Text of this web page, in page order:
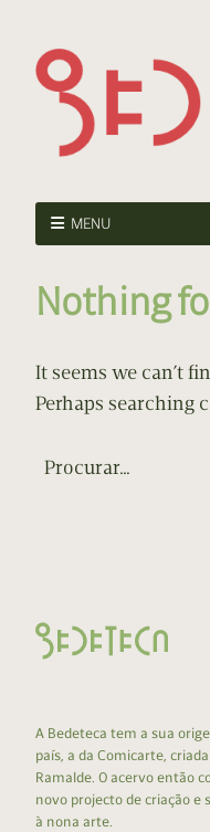
MENU
Nothing
It seems we can’t
Perhaps searching
A Bedeteca tem a sua
país, a da Comicarte,
Ramalde. O acervo então
novo projecto de criação e
à nona arte.